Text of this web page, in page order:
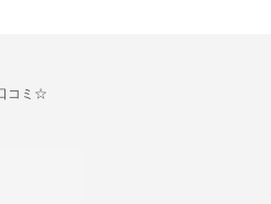
コミ☆